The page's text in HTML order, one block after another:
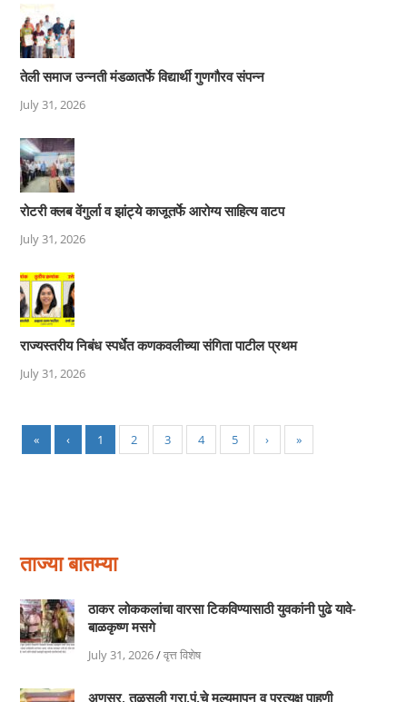
तेली समाज उन्नती मंडळातर्फे विद्यार्थी गुणगौरव संपन्न
July 31, 2026
रोटरी क्लब वेंगुर्ला व झांट्ये काजूतर्फे आरोग्य साहित्य वाटप
July 31, 2026
राज्यस्तरीय निबंध स्पर्धेत कणकवलीच्या संगिता पाटील प्रथम
July 31, 2026
« ‹ 1 2 3 4 5 › »
ताज्या बातम्या
ठाकर लोककलांचा वारसा टिकविण्यासाठी युवकांनी पुढे यावे-
बाळकृष्ण मसगे
July 31, 2026/वृत्त विशेष
अणसुर, तुळसुली ग्रा.पं.चे मूल्यमापन व प्रत्यक्ष पाहणी